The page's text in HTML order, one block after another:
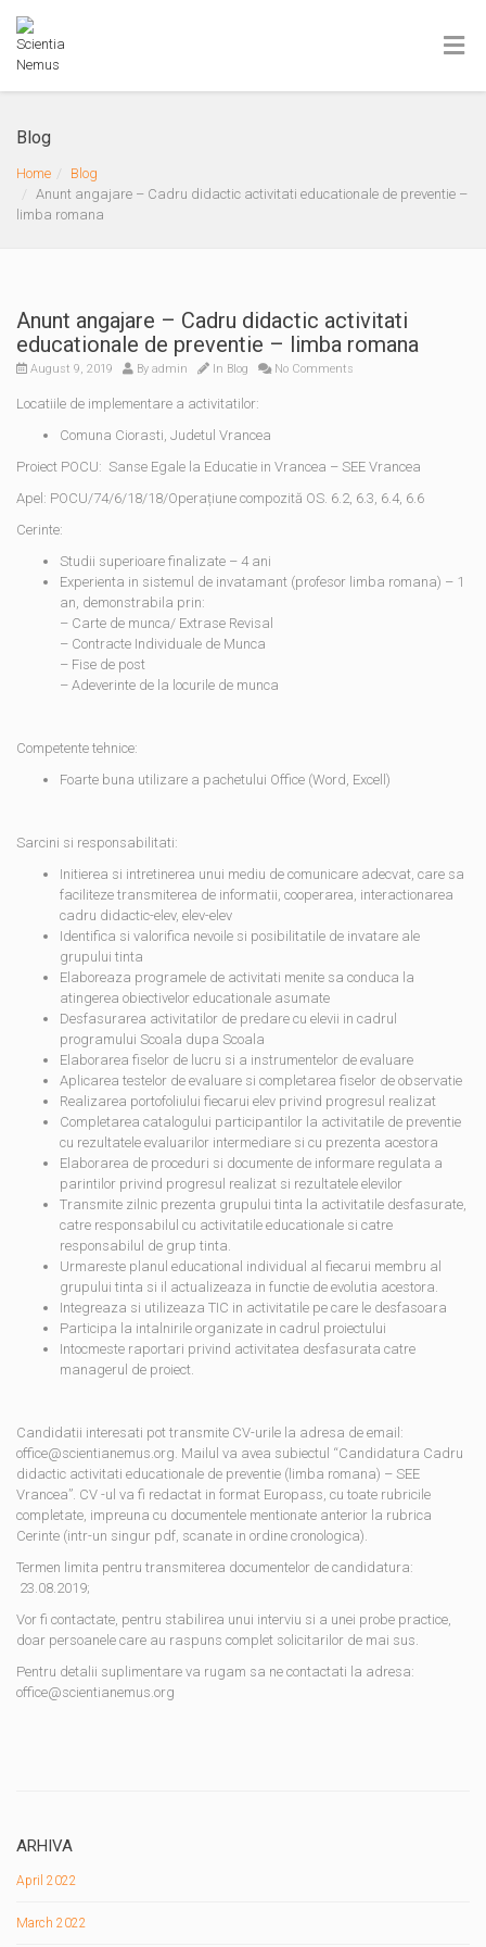
Blog
Home
Blog
Anunt angajare – Cadru didactic activitati educationale de preventie –
limba romana
Anunt angajare – Cadru didactic activitati
educationale de preventie – limba romana
August 9, 2019 By admin In Blog No Comments
Locatiile de implementare a activitatilor:
Comuna Ciorasti, Judetul Vrancea
Proiect POCU: Sanse Egale la Educatie in Vrancea – SEE Vrancea
Apel: POCU/74/6/18/18/Operațiune compozită OS. 6.2, 6.3, 6.4, 6.6
Cerinte:
Studii superioare finalizate – 4 ani
Experienta in sistemul de invatamant (profesor limba romana) – 1
an, demonstrabila prin:
– Carte de munca/ Extrase Revisal
– Contracte Individuale de Munca
– Fise de post
– Adeverinte de la locurile de munca
Competente tehnice:
Foarte buna utilizare a pachetului Office (Word, Excell)
Sarcini si responsabilitati:
Initierea si intretinerea unui mediu de comunicare adecvat, care sa
faciliteze transmiterea de informatii, cooperarea, interactionarea
cadru didactic-elev, elev-elev
Identifica si valorifica nevoile si posibilitatile de invatare ale
grupului tinta
Elaboreaza programele de activitati menite sa conduca la
atingerea obiectivelor educationale asumate
Desfasurarea activitatilor de predare cu elevii in cadrul
programului Scoala dupa Scoala
Elaborarea fiselor de lucru si a instrumentelor de evaluare
Aplicarea testelor de evaluare si completarea fiselor de observatie
Realizarea portofoliului fiecarui elev privind progresul realizat
Completarea catalogului participantilor la activitatile de preventie
cu rezultatele evaluarilor intermediare si cu prezenta acestora
Elaborarea de proceduri si documente de informare regulata a
parintilor privind progresul realizat si rezultatele elevilor
Transmite zilnic prezenta grupului tinta la activitatile desfasurate,
catre responsabilul cu activitatile educationale si catre
responsabilul de grup tinta.
Urmareste planul educational individual al fiecarui membru al
grupului tinta si il actualizeaza in functie de evolutia acestora.
Integreaza si utilizeaza TIC in activitatile pe care le desfasoara
Participa la intalnirile organizate in cadrul proiectului
Intocmeste raportari privind activitatea desfasurata catre
managerul de proiect.
Candidatii interesati pot transmite CV-urile la adresa de email:
office@scientianemus.org. Mailul va avea subiectul “Candidatura Cadru
didactic activitati educationale de preventie (limba romana) – SEE
Vrancea”. CV -ul va fi redactat in format Europass, cu toate rubricile
completate, impreuna cu documentele mentionate anterior la rubrica
Cerinte (intr-un singur pdf, scanate in ordine cronologica).
Termen limita pentru transmiterea documentelor de candidatura:
23.08.2019;
Vor fi contactate, pentru stabilirea unui interviu si a unei probe practice,
doar persoanele care au raspuns complet solicitarilor de mai sus.
Pentru detalii suplimentare va rugam sa ne contactati la adresa:
office@scientianemus.org
ARHIVA
April 2022
March 2022